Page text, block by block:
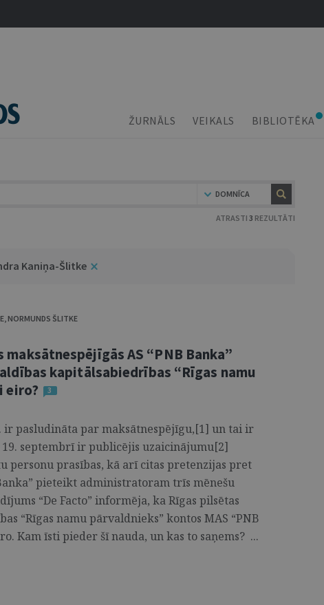
ŽURNĀLS VEIKALS BIBLIOTĒKA
DOMNĪCA
ATRASTI 3 REZULTĀTI
Kaniņa-Šlitke
,NORMUNDS ŠLITKE
AS “PNB Banka”
kapitālsabiedrības “Rīgas namu
eiro?
3
ir pasludināta par maksātnespējīgu,[1] un tai ir
septembrī ir publicējis uzaicinājumu[2]
personu prasības, kā arī citas pretenzijas pret
pieteikt administratoram trīs mēnešu
“De Facto” informēja, ka Rīgas pilsētas
“Rīgas namu pārvaldnieks” kontos MAS “PNB
Kam īsti pieder šī nauda, un kas to saņems? ...